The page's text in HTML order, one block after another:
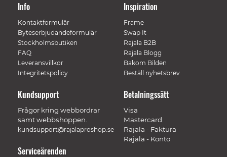
Info
Kontaktformulär
Byteserbjudandeformulär
Stockholmsbutiken
FAQ
Leveransvillkor
Integritetspolicy
Inspiration
Frame
Swap It
Rajala B2B
Rajala Blogg
Bakom Bilden
Beställ nyhetsbrev
Betalningssätt
Visa
Mastercard
Rajala - Faktura
Rajala - Konto
Kundsupport
Frågor kring webbordrar
samt webbshoppen.
kundsupport@rajalaproshop.se
Serviceärenden